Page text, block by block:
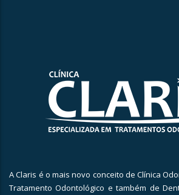
A Claris é o mais novo conceito de Clínica
Tratamento Odontológico e também de